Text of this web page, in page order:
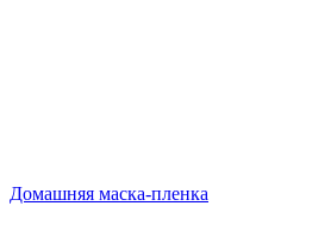
Домашняя маска-пленка